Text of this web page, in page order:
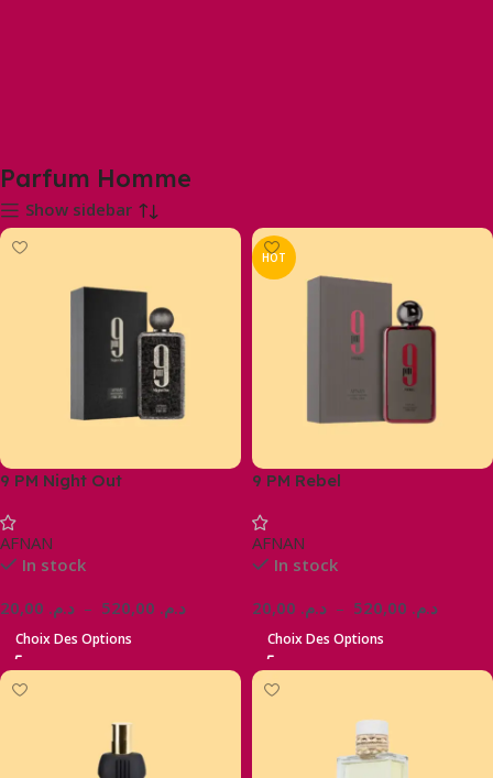
Parfum Homme
Show sidebar
9 PM Night Out
AFNAN
In stock
د.م. – د.م.
Choix Des Options
HOT
9 PM Rebel
AFNAN
In stock
د.م. – د.م.
Choix Des Options